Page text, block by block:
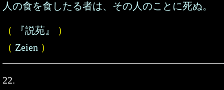
人の食を食したる者は、その人のことに死ぬ。
（ 『説苑』
）
（ Zeien ）
22.